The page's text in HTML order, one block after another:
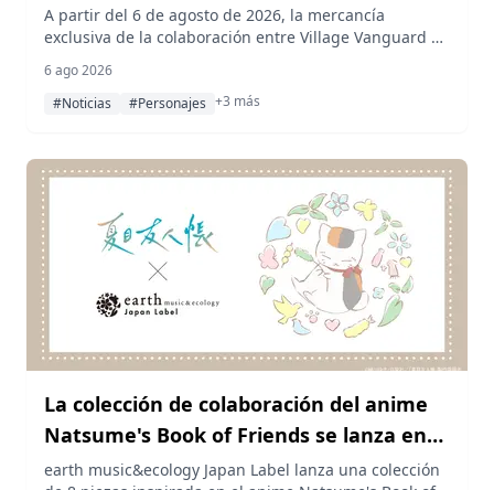
reimaginando a Momi Ham como
pinturas famosas
A partir del 6 de agosto de 2026, la mercancía
exclusiva de la colaboración entre Village Vanguard y
en línea de Village Vanguard, reimaginando al
personaje Momi Ham al estilo de pinturas famosas en
6 ago 2026
#Noticias
#Personajes +3 más
La colección de colaboración del anime
Natsume's Book of Friends se lanza en
earth music&ecology Japan Label, las
earth music&ecology Japan Label lanza una colección